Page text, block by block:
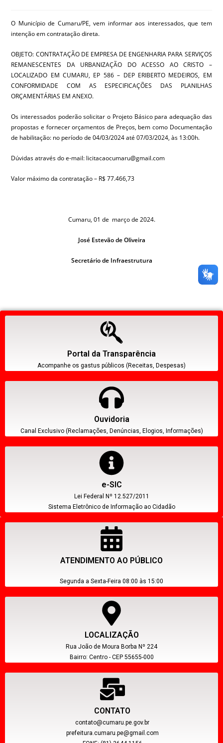
O Município de Cumaru/PE, vem informar aos interessados, que tem
intenção em contratação direta.
OBJETO: CONTRATAÇÃO DE EMPRESA DE ENGENHARIA PARA SERVIÇOS
REMANESCENTES DA URBANIZAÇÃO DO ACESSO AO CRISTO –
LOCALIZADO EM CUMARU, EP 586 – DEP ERIBERTO MEDEIROS, EM
CONFORMIDADE COM AS ESPECIFICAÇÕES DAS PLANILHAS
ORÇAMENTÁRIAS EM ANEXO.
Os interessados poderão solicitar o Projeto Básico para adequação das
propostas e fornecer orçamentos de Preços, bem como Documentação
de habilitação: no período de 04/03/2024 até 07/03/2024, às 13:00h.
Dúvidas através do e-mail: licitacaocumaru@gmail.com
Valor máximo da contratação – R$ 77.466,73
Cumaru, 01 de março de 2024.
José Estevão de Oliveira
Secretário de Infraestrutura
Portal da Transparência
Acompanhe os gastus públicos (Receitas, Despesas)
Ouvidoria
Canal Exclusivo (Reclamações, Denúncias, Elogios, Informações)
e-SIC
Lei Federal Nº 12.527/2011
Sistema Eletrônico de Informação ao Cidadão
ATENDIMENTO AO PÚBLICO
Segunda a Sexta-Feira 08:00 às 15:00
LOCALIZAÇÃO
Rua João de Moura Borba Nº 224
Bairro: Centro - CEP 55655-000
CONTATO
contato@cumaru.pe.gov.br
prefeitura.cumaru.pe@gmail.com